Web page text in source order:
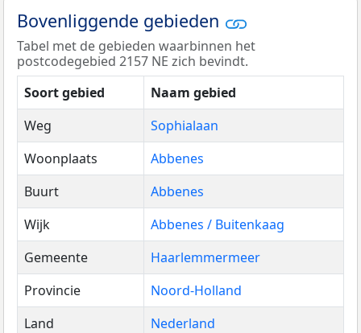
Bovenliggende gebieden
Tabel met de gebieden waarbinnen het
postcodegebied 2157 NE zich bevindt.
Soort gebied
Naam gebied
Weg
Sophialaan
Woonplaats
Abbenes
Buurt
Abbenes
Wijk
Abbenes / Buitenkaag
Gemeente
Haarlemmermeer
Provincie
Noord-Holland
Land
Nederland